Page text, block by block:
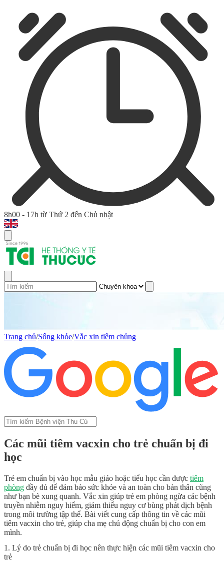
8h00 - 17h từ Thứ 2 đến Chủ nhật
Trang chủ/Sống khỏe/Vắc xin tiêm chủng
Các mũi tiêm vacxin cho trẻ chuẩn bị đi
học
Trẻ em chuẩn bị vào học mẫu giáo hoặc tiểu học cần được tiêm
phòng đầy đủ để đảm bảo sức khỏe và an toàn cho bản thân cũng
như bạn bè xung quanh. Vắc xin giúp trẻ em phòng ngừa các bệnh
truyền nhiễm nguy hiểm, giảm thiểu nguy cơ bùng phát dịch bệnh
trong môi trường tập thể. Bài viết cung cấp thông tin về các mũi
tiêm vacxin cho trẻ, giúp cha mẹ chủ động chuẩn bị cho con em
mình.
1. Lý do trẻ chuẩn bị đi học nên thực hiện các mũi tiêm vacxin cho
trẻ